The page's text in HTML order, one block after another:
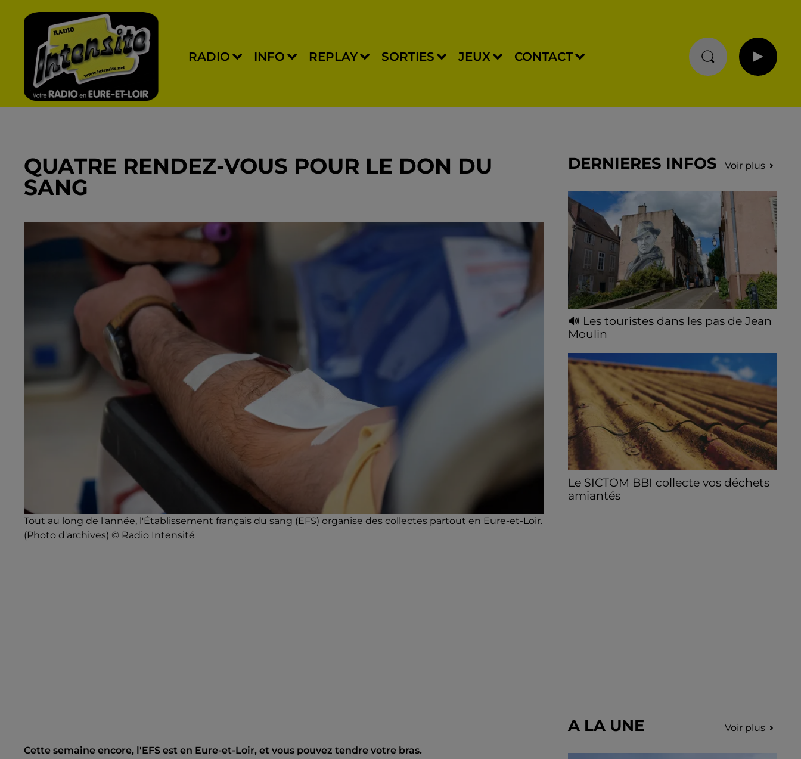
RADIO INFO REPLAY SORTIES JEUX CONTACT
QUATRE RENDEZ-VOUS POUR LE DON DU
SANG
Tout au long de l'année, l'Établissement français du sang (EFS) organise des collectes partout en Eure-et-Loir.
(Photo d'archives) © Radio Intensité
Cette semaine encore, l'EFS est en Eure-et-Loir, et vous pouvez tendre votre bras.
DERNIERES INFOS Voir plus
🔊 Les touristes dans les pas de Jean
Moulin
les sorties estivales de Chartres Tourisme.
Le SICTOM BBI collecte vos déchets
amiantés
A LA UNE Voir plus